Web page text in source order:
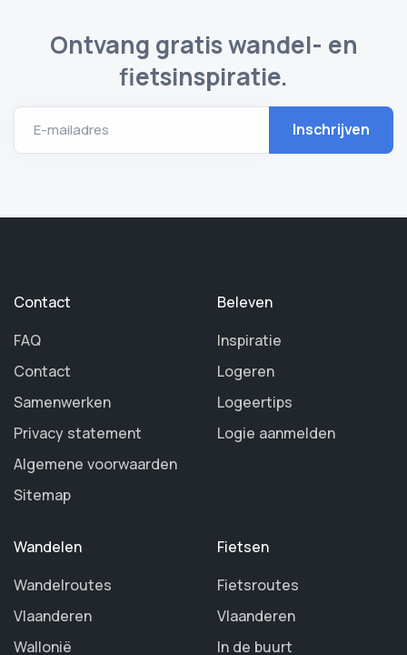
Ontvang gratis wandel- en
fietsinspiratie.
E-mailadres
Contact
FAQ
Contact
Samenwerken
Privacy statement
Algemene voorwaarden
Sitemap
Beleven
Inspiratie
Logeren
Logeertips
Logie aanmelden
Wandelen
Wandelroutes
Vlaanderen
Wallonië
Fietsen
Fietsroutes
Vlaanderen
In de buurt